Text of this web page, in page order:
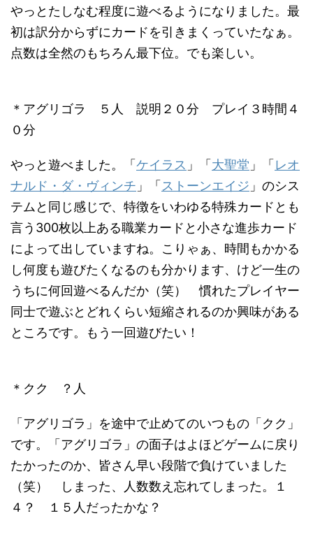
やっとたしなむ程度に遊べるようになりました。最
初は訳分からずにカードを引きまくっていたなぁ。
点数は全然のもちろん最下位。でも楽しい。
＊アグリゴラ ５人 説明２０分 プレイ３時間４
０分
やっと遊べました。「 ケイラス 」「 大聖堂 」「 レオ
ナルド・ダ・ヴィンチ 」「 ストーンエイジ 」のシス
テムと同じ感じで、特徴をいわゆる特殊カードとも
言う300枚以上ある職業カードと小さな進歩カード
によって出していますね。こりゃぁ、時間もかかる
し何度も遊びたくなるのも分かります、けど一生の
うちに何回遊べるんだか（笑） 慣れたプレイヤー
同士で遊ぶとどれくらい短縮されるのか興味がある
ところです。もう一回遊びたい！
＊クク ？人
「アグリゴラ」を途中で止めてのいつもの「クク」
です。「アグリゴラ」の面子はよほどゲームに戻り
たかったのか、皆さん早い段階で負けていました
（笑） しまった、人数数え忘れてしまった。１
４？ １５人だったかな？